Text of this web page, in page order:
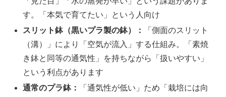
す。「本気で育てたい」という人向け
スリット鉢（黒いプラ製の鉢）：
「側面のスリット
（溝）」により「空気が流入」する仕組み。「素焼
き鉢と同等の通気性」を持ちながら「扱いやすい」
という利点があります
通常のプラ鉢：
「通気性が低い」ため「栽培には向